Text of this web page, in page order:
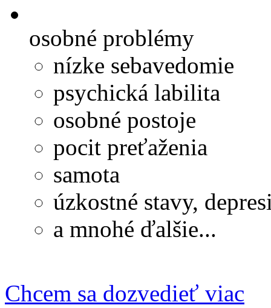
osobné problémy
nízke sebavedomie
psychická labilita
osobné postoje
pocit preťaženia
samota
úzkostné stavy,
a mnohé ďalšie...
Chcem sa dozvedieť viac